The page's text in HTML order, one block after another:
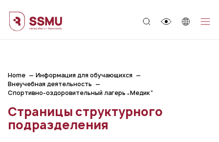
Home
Информация для обучающихся
Внеучебная деятельность
Спортивно-оздоровительный лагерь „Медик“
Страницы структурного
подразделения